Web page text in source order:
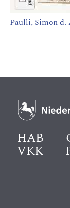
Paulli, Simon d.
HAB
VKK